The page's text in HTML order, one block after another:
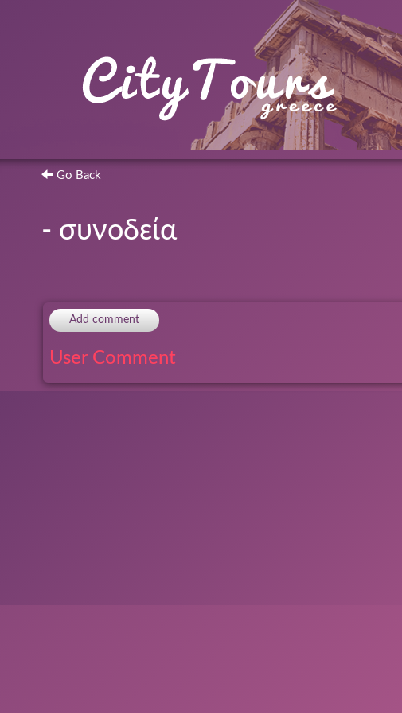
Go Back
- συνοδεία
Add comment
User Comment